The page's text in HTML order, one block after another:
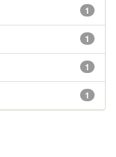
1
1
1
1